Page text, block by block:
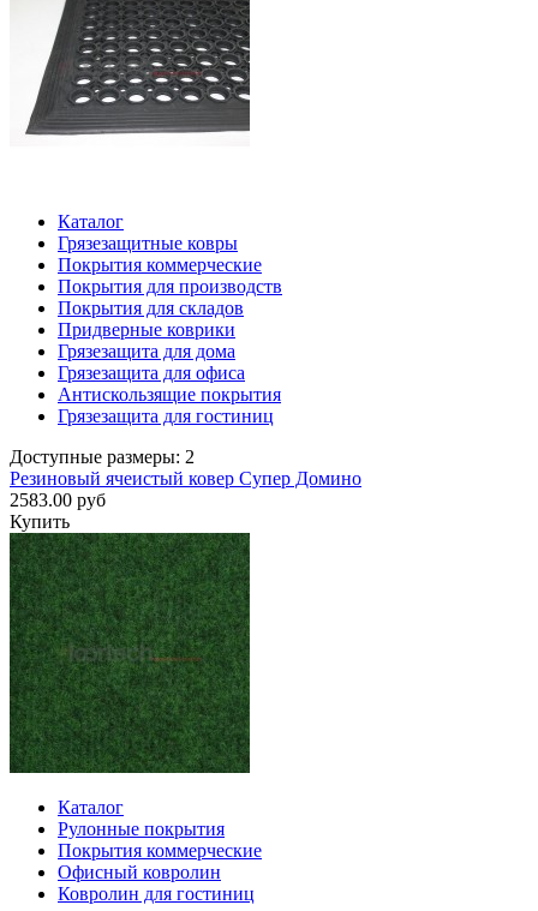
Каталог
Грязезащитные ковры
Покрытия коммерческие
Покрытия для производств
Покрытия для складов
Придверные коврики
Грязезащита для дома
Грязезащита для офиса
Антискользящие покрытия
Грязезащита для гостиниц
Доступные размеры: 2
Резиновый ячеистый ковер Супер Домино
2583.00 руб
Купить
Каталог
Рулонные покрытия
Покрытия коммерческие
Офисный ковролин
Ковролин для гостиниц